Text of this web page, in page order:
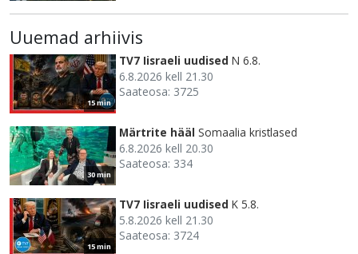
Uuemad arhiivis
15 min
TV7 Iisraeli uudised N 6.8.
6.8.2026 kell 21.30
Saateosa: 3725
30 min
Märtrite hääl Somaalia kristlased
6.8.2026 kell 20.30
Saateosa: 334
15 min
TV7 Iisraeli uudised K 5.8.
5.8.2026 kell 21.30
Saateosa: 3724